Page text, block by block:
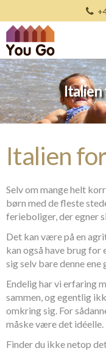
Italien
Selv om mange helt
børn med de fleste
ferieboliger, der egner
Det kan være på en
kan også have brug
sig selv bare denne ene
Endelig har vi erfaring
sammen, og egentlig
omkring sig. For
måske være det idéelle.
Finder du ikke netop